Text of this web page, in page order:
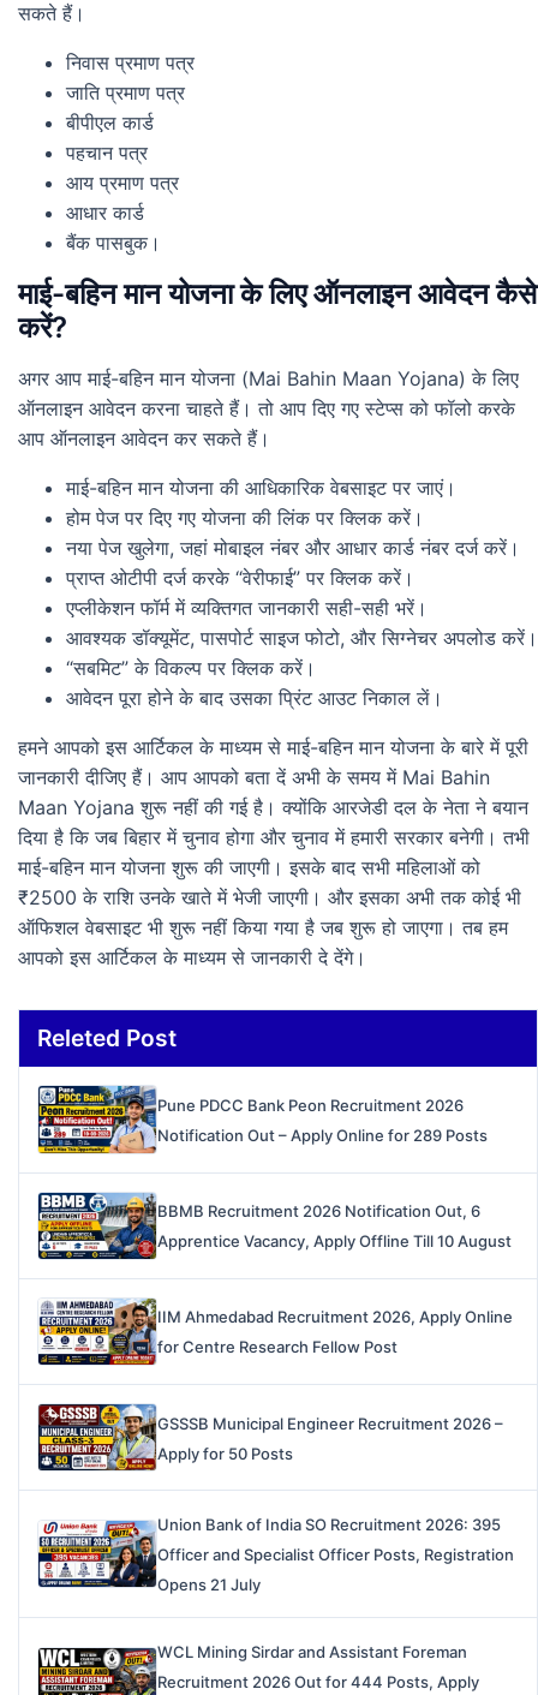
सकते हैं।
निवास प्रमाण पत्र
जाति प्रमाण पत्र
बीपीएल कार्ड
पहचान पत्र
आय प्रमाण पत्र
आधार कार्ड
बैंक पासबुक।
माई-बहिन मान योजना के लिए ऑनलाइन आवेदन कैसे
करें?
अगर आप माई-बहिन मान योजना (Mai Bahin Maan Yojana) के लिए
ऑनलाइन आवेदन करना चाहते हैं। तो आप दिए गए स्टेप्स को फॉलो करके
आप ऑनलाइन आवेदन कर सकते हैं।
माई-बहिन मान योजना की आधिकारिक वेबसाइट पर जाएं।
होम पेज पर दिए गए योजना की लिंक पर क्लिक करें।
नया पेज खुलेगा, जहां मोबाइल नंबर और आधार कार्ड नंबर दर्ज करें।
प्राप्त ओटीपी दर्ज करके “वेरीफाई” पर क्लिक करें।
एप्लीकेशन फॉर्म में व्यक्तिगत जानकारी सही-सही भरें।
आवश्यक डॉक्यूमेंट, पासपोर्ट साइज फोटो, और सिग्नेचर अपलोड करें।
“सबमिट” के विकल्प पर क्लिक करें।
आवेदन पूरा होने के बाद उसका प्रिंट आउट निकाल लें।
हमने आपको इस आर्टिकल के माध्यम से माई-बहिन मान योजना के बारे में पूरी
जानकारी दीजिए हैं। आप आपको बता दें अभी के समय में Mai Bahin
Maan Yojana शुरू नहीं की गई है। क्योंकि आरजेडी दल के नेता ने बयान
दिया है कि जब बिहार में चुनाव होगा और चुनाव में हमारी सरकार बनेगी। तभी
माई-बहिन मान योजना शुरू की जाएगी। इसके बाद सभी महिलाओं को
₹2500 के राशि उनके खाते में भेजी जाएगी। और इसका अभी तक कोई भी
ऑफिशल वेबसाइट भी शुरू नहीं किया गया है जब शुरू हो जाएगा। तब हम
आपको इस आर्टिकल के माध्यम से जानकारी दे देंगे।
Releted Post
Pune PDCC Bank Peon Recruitment 2026
Notification Out – Apply Online for 289 Posts
BBMB Recruitment 2026 Notification Out, 6
Apprentice Vacancy, Apply Offline Till 10 August
IIM Ahmedabad Recruitment 2026, Apply Online
for Centre Research Fellow Post
GSSSB Municipal Engineer Recruitment 2026 –
Apply for 50 Posts
Union Bank of India SO Recruitment 2026: 395
Officer and Specialist Officer Posts, Registration
Opens 21 July
WCL Mining Sirdar and Assistant Foreman
Recruitment 2026 Out for 444 Posts, Apply